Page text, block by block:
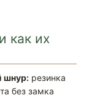
как их
шнур: резинка
без замка